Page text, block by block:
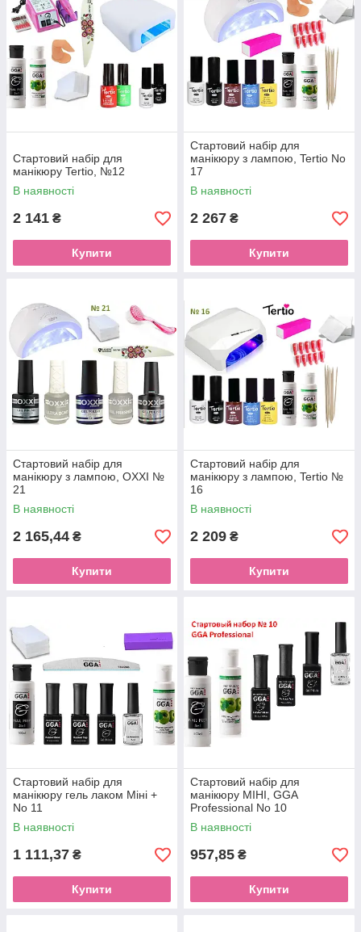
Стартовий набір для
манікюру Tertio, №12
В наявності
2 141 ₴
Купити
Стартовий набір для
манікюру з лампою, Tertio No
17
В наявності
2 267 ₴
Купити
Стартовий набір для
манікюру з лампою, OXXI №
21
В наявності
2 165,44 ₴
Купити
Стартовий набір для
манікюру з лампою, Tertio №
16
В наявності
2 209 ₴
Купити
Стартовий набір для
манікюру гель лаком Міні +
No 11
В наявності
1 111,37 ₴
Купити
Стартовий набір для
манікюру МІНІ, GGA
Professional No 10
В наявності
957,85 ₴
Купити